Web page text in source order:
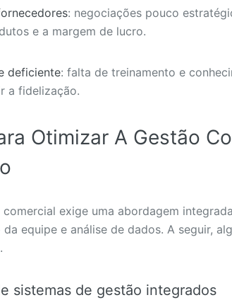
: negociações pouco
e a margem de lucro.
deficiente: falta de treinamento e
a fidelização.
Otimizar A Gestão
exige uma abordagem
equipe e análise de dados. A seguir,
sistemas de gestão integrados